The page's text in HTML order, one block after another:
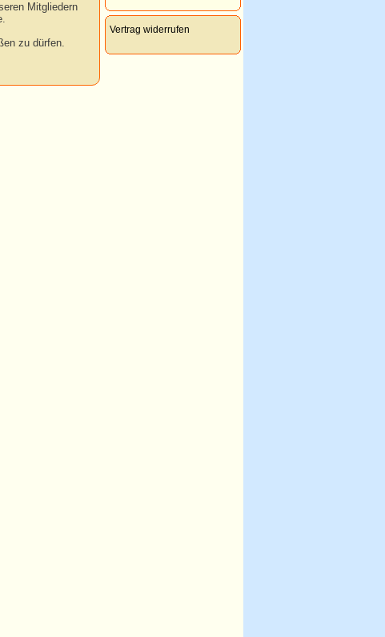
Mitgliedern
zu dürfen.
Vertrag widerrufen